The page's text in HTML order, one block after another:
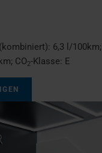
6,3 l/100km;
; CO2-Klasse: E